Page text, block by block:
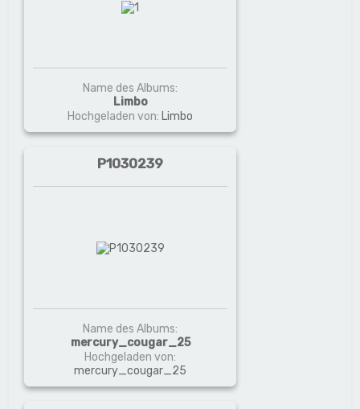
Name des Albums:
Limbo
Hochgeladen von: Limbo
P1030239
Name des Albums:
mercury_cougar_25
Hochgeladen von:
mercury_cougar_25